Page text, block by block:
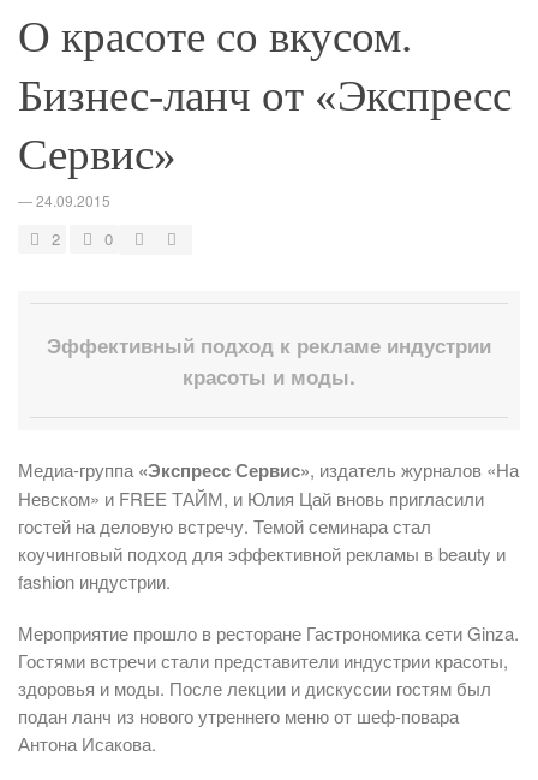
О красоте со вкусом.
Бизнес-ланч от «Экспресс
Сервис»
—24.09.2015
2 0
Эффективный подход к рекламе индустрии
красоты и моды.
Медиа-группа«Экспресс Сервис», издатель журналов «На
Невском» и FREE ТАЙМ, и Юлия Цай вновь пригласили
гостей на деловую встречу. Темой семинара стал
коучинговый подход для эффективной рекламы в beauty и
fashion индустрии.
Мероприятие прошло в ресторане Гастрономика сети Ginza.
Гостями встречи стали представители индустрии красоты,
здоровья и моды. После лекции и дискуссии гостям был
подан ланч из нового утреннего меню от шеф-повара
Антона Исакова.